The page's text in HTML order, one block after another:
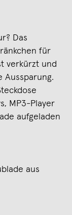
Das
für
verkürzt und
Aussparung.
MP3-Player
aufgeladen
aus